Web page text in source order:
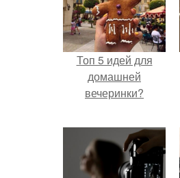
Топ 5 идей для
домашней
вечеринки?